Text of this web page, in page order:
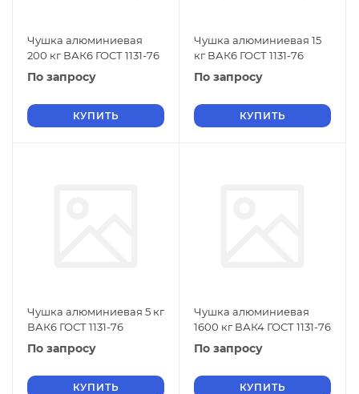
Чушка алюминиевая
200 кг ВАК6 ГОСТ 1131-76
По запросу
КУПИТЬ
Чушка алюминиевая 15
кг ВАК6 ГОСТ 1131-76
По запросу
КУПИТЬ
Чушка алюминиевая 5 кг
ВАК6 ГОСТ 1131-76
По запросу
КУПИТЬ
Чушка алюминиевая
1600 кг ВАК4 ГОСТ 1131-76
По запросу
КУПИТЬ